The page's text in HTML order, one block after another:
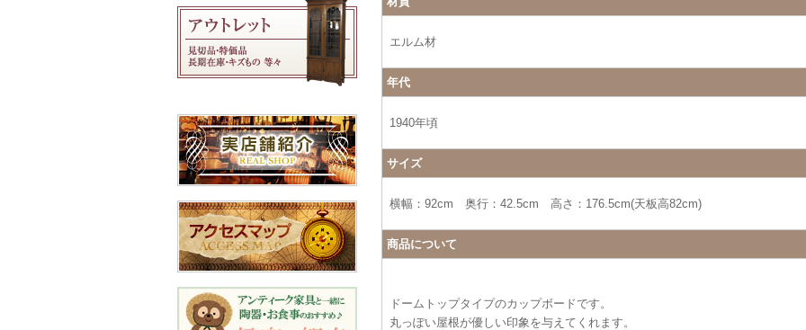
エルム材
年代
1940年頃
サイズ
横幅：92cm 奥行：42.5cm 高さ：176.5cm(天板高82cm)
商品について
ドームトップタイプのカップボードです。
丸っぽい屋根が優しい印象を与えてくれます。